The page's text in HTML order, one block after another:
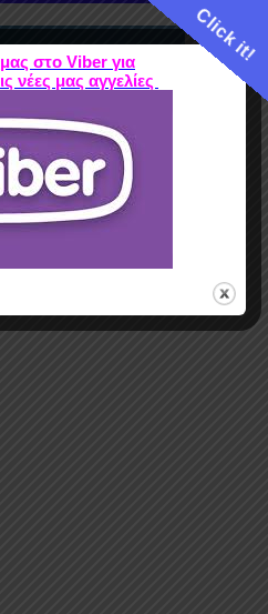
Click it!
στο Viber για
νέες μας αγγελίες